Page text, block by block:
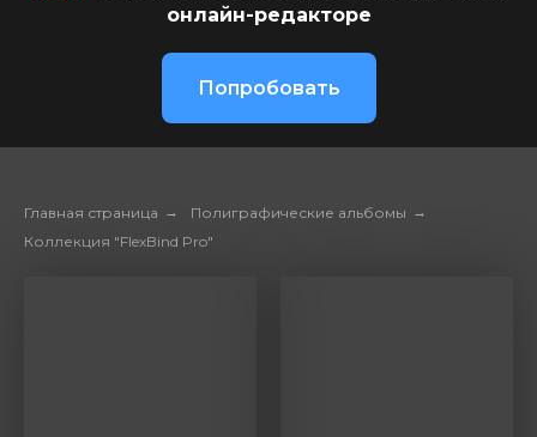
онлайн-редакторе
Попробовать
Главная страница → Полиграфические альбомы →
Коллекция "FlexBind Pro"